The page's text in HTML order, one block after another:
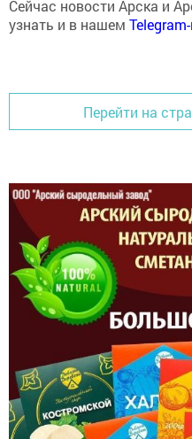
узнать и в нашем
Перейти на